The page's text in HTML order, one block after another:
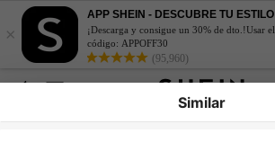
×
APP SHEIN - DESCUBRE TU ESTILO
¡Descarga y consigue un 30% de dto.!Usar el
código: APPOFF30
(95,960)
Similar